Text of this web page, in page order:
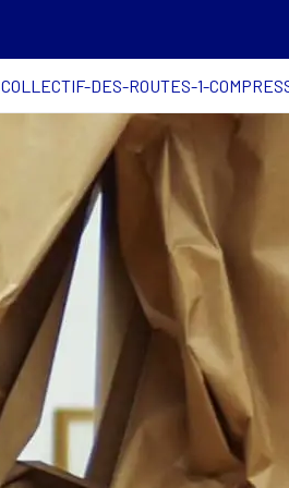
COLLECTIF-DES-ROUTES-1-